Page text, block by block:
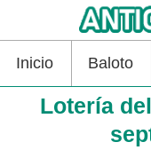
Inicio Baloto
Lotería